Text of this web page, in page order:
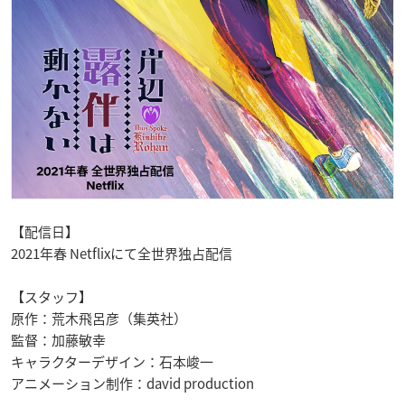
【配信日】
2021年春 Netflixにて全世界独占配信
【スタッフ】
原作：荒木飛呂彦（集英社）
監督：加藤敏幸
キャラクターデザイン：石本峻一
アニメーション制作：david production